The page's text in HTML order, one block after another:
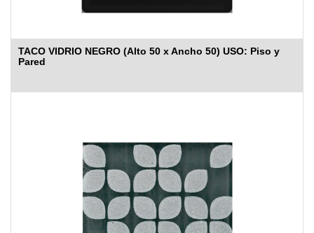
TACO VIDRIO NEGRO (Alto 50 x Ancho 50) USO: Piso y
Pared